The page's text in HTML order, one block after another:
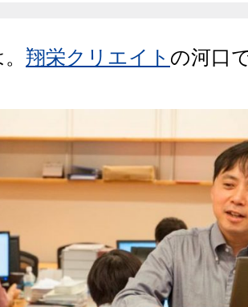
翔栄クリエイト の河口